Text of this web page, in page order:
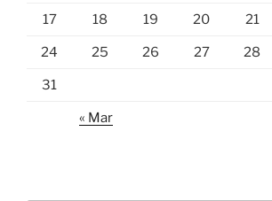
17 18 19 20 21
24 25 26 27 28
31
« Mar